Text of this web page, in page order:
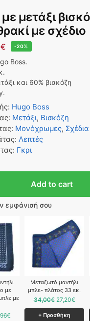
μετάξι
με σχέδιο
€ -20%
Boss.
και 60% βισκόζη
: Hugo Boss
: Μετάξι, Βισκόζη
: Μονόχρωμες, Σχέδια
: Λεπτές
: Γκρι
Add to cart
εμφάνισή σου
με
με
€
Mεταξωτό μαντήλι
μπλε- πλάτος 33 εκ.
34,00€ 27,20€
+ Προσθήκη